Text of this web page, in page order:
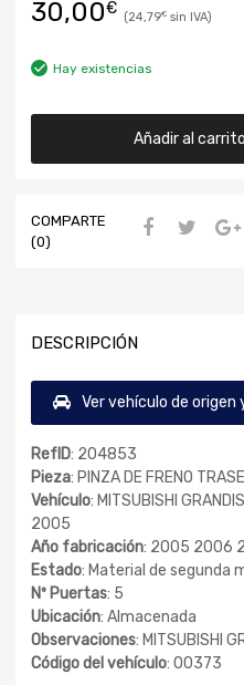
30,00€ 24,79€
Hay existencias
Añadir al carrito
COMPARTE
(0)
DESCRIPCIÓN
Ver vehículo de origen
RefID: 204853
Pieza: PINZA DE FRENO
Vehículo: MITSUBISHI
2005
Año fabricación: 2005 2006
Estado: Material de segunda
Nº Puertas: 5
Ubicación: Almacenada
Observaciones: MITSUBISHI
Código del vehículo: 00373